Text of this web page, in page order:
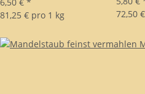
81,25 € pro 1 kg
72,50